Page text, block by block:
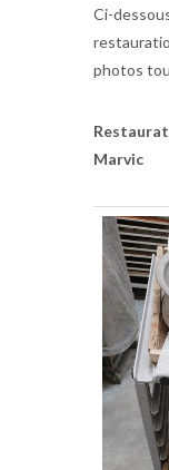
Ci-
photos
Marvic